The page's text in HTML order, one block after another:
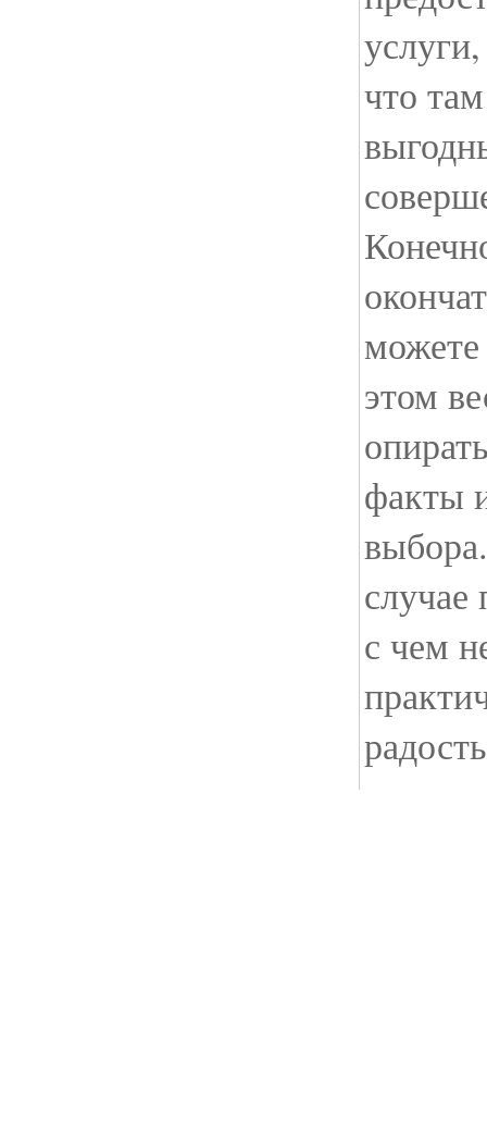
что
этом
факты
случае
с чем